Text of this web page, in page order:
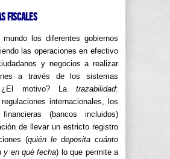
fiscales
mundo los diferentes gobiernos
las operaciones en efectivo
y negocios a realizar
a través de los sistemas
¿El motivo? La trazabilidad:
internacionales, los
financieras (bancos incluidos)
de llevar un estricto registro
(quién le deposita cuánto
y en qué fecha) lo que permite a